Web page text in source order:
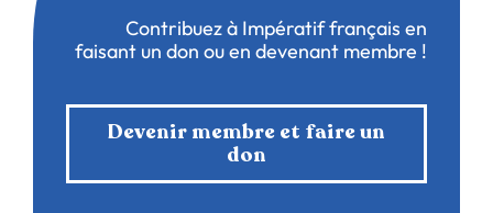
Contribuez à Impératif français en
faisant un don ou en devenant membre !
Devenir membre et faire un
don